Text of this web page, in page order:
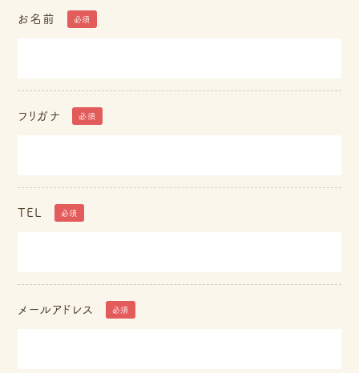
お名前 必須
フリガナ 必須
TEL 必須
メールアドレス 必須